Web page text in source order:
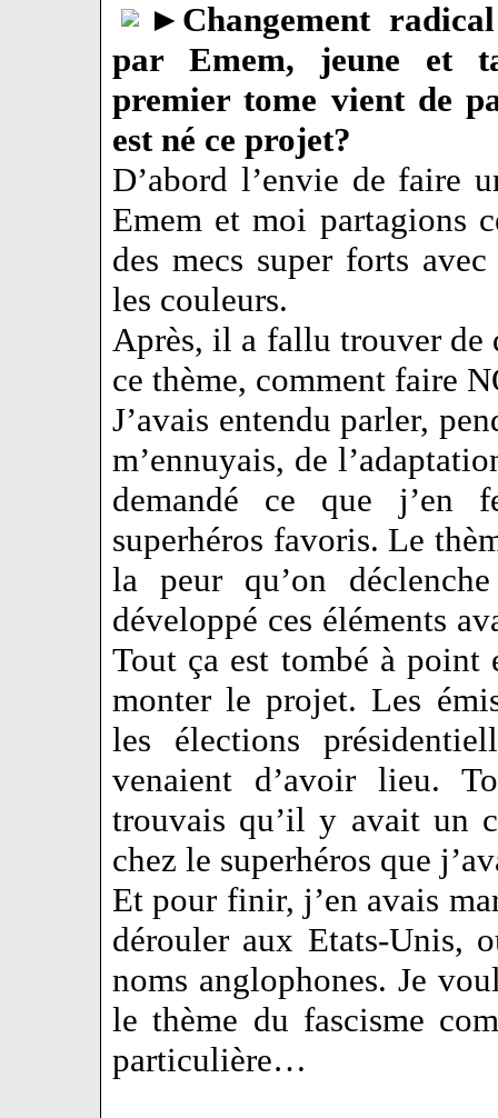
► Changement
par Emem, jeune et
premier tome vient de
est né ce projet?
D’abord l’envie de faire
Emem et moi partagions
des mecs super forts
les couleurs.
Après, il a fallu trouver de
ce thème, comment faire
J’avais entendu parler,
m’ennuyais, de
demandé ce que j’en
superhéros favoris. Le
la peur qu’on
développé ces éléments
Tout ça est tombé à point
monter le projet. Les
les élections
venaient d’avoir lieu.
trouvais qu’il y avait un
chez le superhéros que
Et pour finir, j’en avais
dérouler aux Etats-Unis,
noms anglophones. Je
le thème du fascisme
particulière…